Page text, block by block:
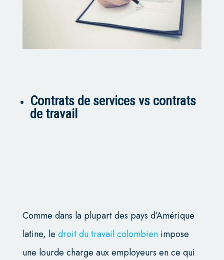
Contrats de services vs contrats
de travail
Comme dans la plupart des pays d’Amérique
latine, le droit du travail colombienimpose
une lourde charge aux employeurs en ce qui